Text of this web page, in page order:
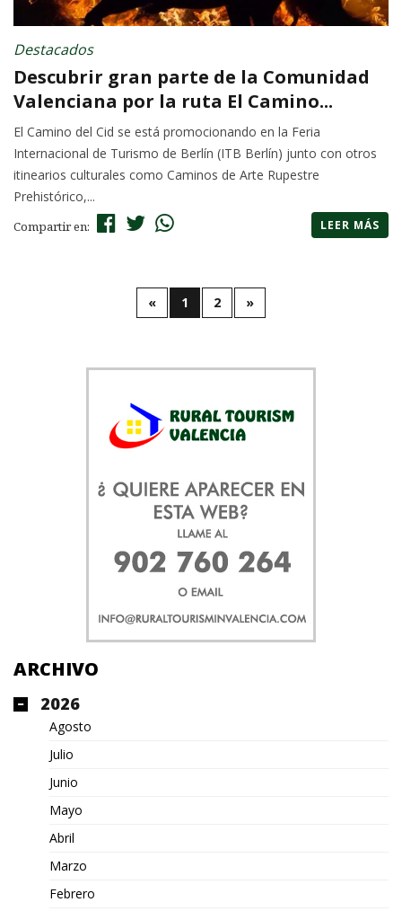
Destacados
Descubrir gran parte de la Comunidad
Valenciana por la ruta El Camino...
El Camino del Cid se está promocionando en la Feria
Internacional de Turismo de Berlín (ITB Berlín) junto con otros
itinearios culturales como Caminos de Arte Rupestre
Prehistórico,...
Compartir en: LEER MÁS
« 1 2 »
ARCHIVO
2026
Agosto
Julio
Junio
Mayo
Abril
Marzo
Febrero